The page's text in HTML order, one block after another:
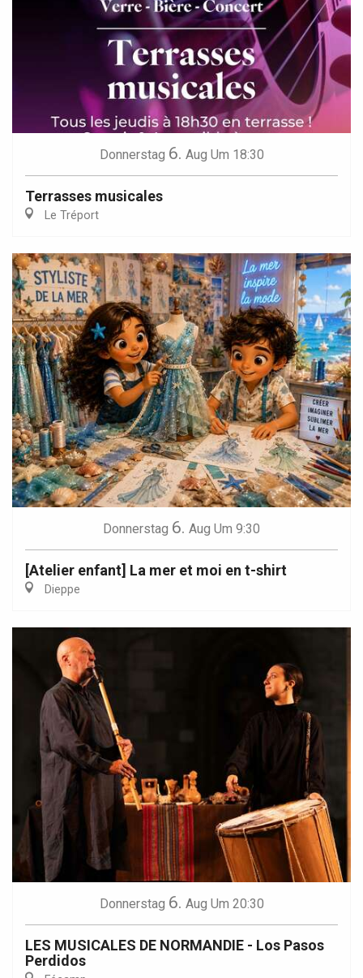
Donnerstag 6. Aug Um 18:30
Terrasses musicales
Le Tréport
Donnerstag 6. Aug Um 9:30
[Atelier enfant] La mer et moi en t-shirt
Dieppe
Donnerstag 6. Aug Um 20:30
LES MUSICALES DE NORMANDIE - Los Pasos
Perdidos